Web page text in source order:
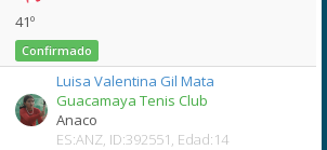
41º
Confirmado
Luisa Valentina Gil Mata
Guacamaya Tenis Club
Anaco
ES:ANZ, ID:392551, Edad:14